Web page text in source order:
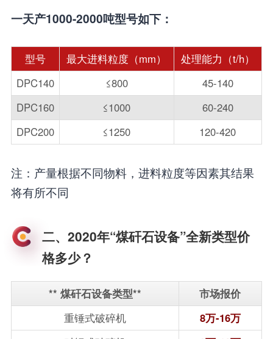
一天产1000-2000吨型号如下：
型号 最大进料粒度（mm）
处理能力（t/h）
DPC140
≤800
45-140
DPC160
≤1000
60-240
DPC200
≤1250 120-420
注：产量根据不同物料，进料粒度等因素其结果
将有所不同
二、2020年“煤矸石设备”全新类型价
格多少？
** 煤矸石设备类型**
市场报价
重锤式破碎机
8万-16万